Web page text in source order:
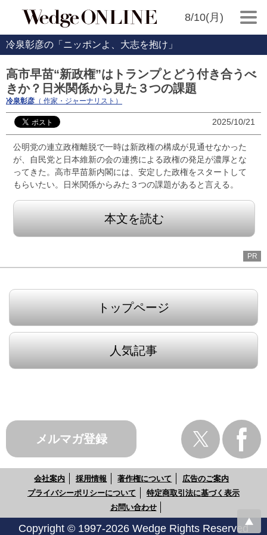
8/10(月)
冷泉彰彦の「ニッポンよ、大志を抱け」
高市早苗“新政権”はトランプとどう付き合うべ
きか？日米関係から見た３つの課題
冷泉彰彦 （ 作家・ジャーナリスト）
2025/10/21
公明党の連立政権離脱で一時は新政権の構成が見通せなかった
が、自民党と日本維新の会の連携による政権の発足が濃厚とな
ってきた。高市早苗新内閣には、安定した政権をスタートして
もらいたい。日米関係からみた３つの課題があると言える。
本文を読む
PR
トップページ
人気記事
メルマガ登録
会社案内 採用情報 著作権について
広告のご案内
プライバシーポリシーについて
特定商取引法に基づく表示
お問い合わせ
Copyright © 1997-2026 Wedge Rights Reserved